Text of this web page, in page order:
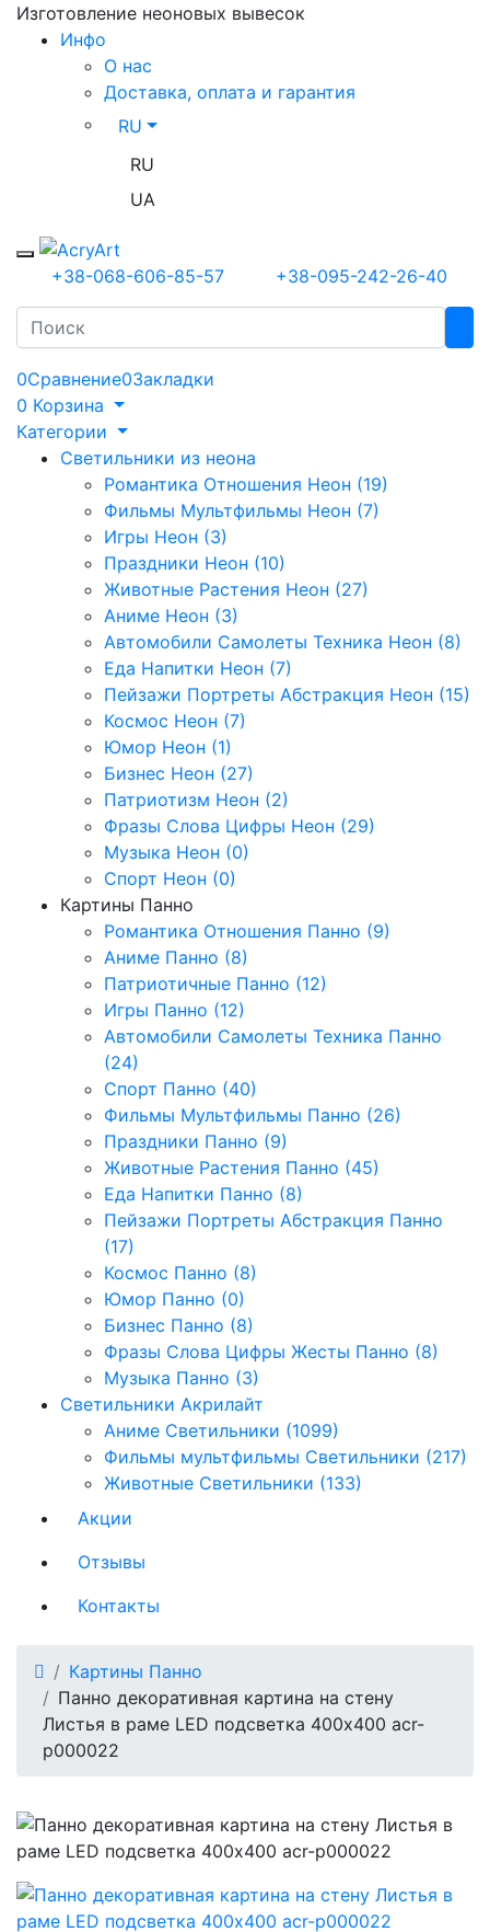
Изготовление неоновых вывесок
Инфо
О нас
Доставка, оплата и гарантия
RU
RU
UA
Toggle mobile menu
+38-068-606-85-57
+38-095-242-26-40
Search
0Сравнение0Закладки
0 Корзина
Категории
Светильники из неона
Романтика Отношения Неон (19)
Фильмы Мультфильмы Неон (7)
Игры Неон (3)
Праздники Неон (10)
Животные Растения Неон (27)
Аниме Неон (3)
Автомобили Самолеты Техника Неон (8)
Еда Напитки Неон (7)
Пейзажи Портреты Абстракция Неон (15)
Космос Неон (7)
Юмор Неон (1)
Бизнес Неон (27)
Патриотизм Неон (2)
Фразы Слова Цифры Неон (29)
Музыка Неон (0)
Спорт Неон (0)
Картины Панно
Романтика Отношения Панно (9)
Аниме Панно (8)
Патриотичные Панно (12)
Игры Панно (12)
Автомобили Самолеты Техника Панно
(24)
Спорт Панно (40)
Фильмы Мультфильмы Панно (26)
Праздники Панно (9)
Животные Растения Панно (45)
Еда Напитки Панно (8)
Пейзажи Портреты Абстракция Панно
(17)
Космос Панно (8)
Юмор Панно (0)
Бизнес Панно (8)
Фразы Слова Цифры Жесты Панно (8)
Музыка Панно (3)
Светильники Акрилайт
Аниме Светильники (1099)
Фильмы мультфильмы Светильники (217)
Животные Светильники (133)
Акции
Отзывы
Контакты
Картины Панно
Панно декоративная картина на стену
Листья в раме LED подсветка 400х400 acr-
p000022